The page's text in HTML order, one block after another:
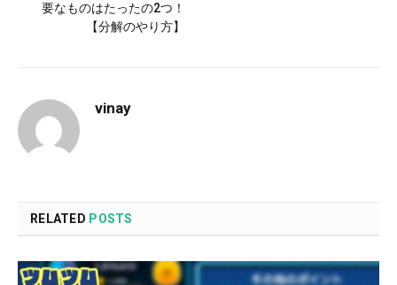
要なものはたったの2つ！
【分解のやり方】
vinay
RELATED POSTS